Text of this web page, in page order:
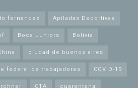
fernandez Apiladas Deportivas
Boca Juniors Bolivia
ciudad de buenos aires
federal de trabajadores COVID-19
CTA cuarentena